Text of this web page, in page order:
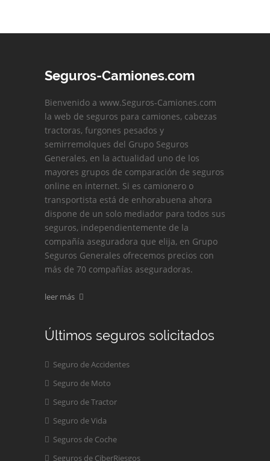
Seguros-Camiones.com
Bienvenido a www.Seguros-Camiones.com
la web de seguros para camiones, cabezas
tractoras, furgones pesados y
semirremolques del Grupo Seguros
Generales, en la actualidad uno de los
mayores grupos de comparación de seguros
online en internet. Si es camionero o
transportista está de enhorabuena ahora
dispone de un solo mediador para todos sus
seguros, independientemente de la
compañía aseguradora que elija, en Grupo
Seguros Generales ofrecemos precios con
más de 70 compañías aseguradoras.
leer más
Últimos seguros solicitados
Seguro de Accidentes
Seguro de Moto
Seguro de Tractor
Seguro de Vida
Seguros de Coche
Seguros de CiberRiesgos